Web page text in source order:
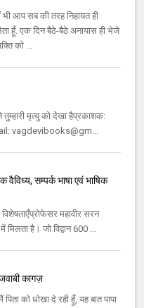
आप सब की तरह निहायत ही
हूँ. एक दिन बैठे-बैठे अनायास ही भेजे
को ...
तुम्हारी मृत्यु को देखा हैप्रकाशक:
vagdevibooks@gm...
सम्पर्क भाषा एवं भाषिक
महावीर सरन
है। जो विद्वान 600 ...
कागज़
को धोखा दे रही हूँ, यह बात पापा